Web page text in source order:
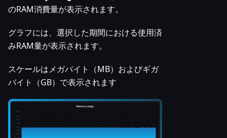
のRAM消費量が表示されます。
グラフには、選択した期間における使用済
みRAM量が表示されます。
スケールはメガバイト（MB）およびギガ
バイト（GB）で表示されます